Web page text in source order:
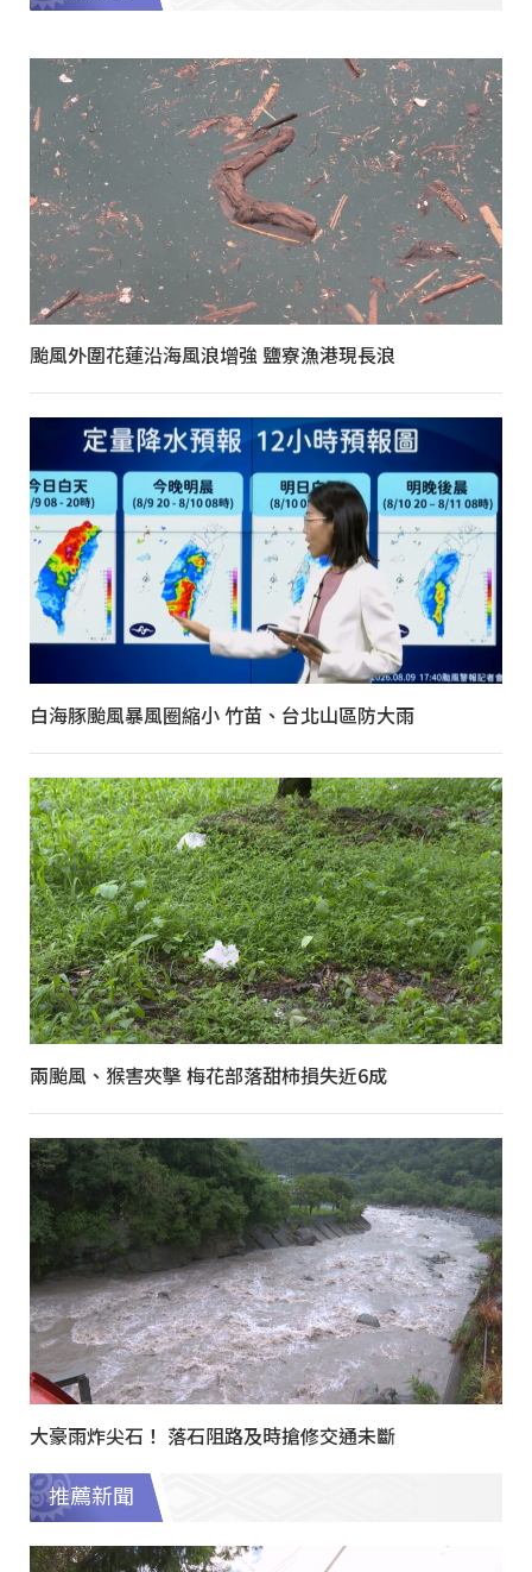
颱風外圍花蓮沿海風浪增強 鹽寮漁港現長浪
白海豚颱風暴風圈縮小 竹苗、台北山區防大雨
兩颱風、猴害夾擊 梅花部落甜柿損失近6成
大豪雨炸尖石！ 落石阻路及時搶修交通未斷
推薦新聞